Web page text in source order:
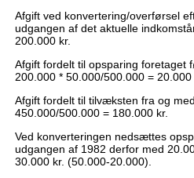
Afgift ved konvertering/overførsel
udgangen af det aktuelle
200.000 kr.
Afgift fordelt til opsparing foretaget
200.000 * 50.000/500.000 = 20.000
Afgift fordelt til tilvæksten fra og
450.000/500.000 = 180.000 kr.
Ved konverteringen nedsættes
udgangen af 1982 derfor med
30.000 kr. (50.000-20.000).